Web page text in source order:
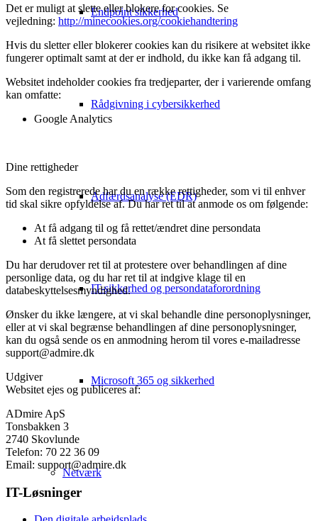
Endpoint sikkerhed
Rådgivning i cybersikkerhed
Adfærdsanalyse (EDR)
IT-sikkerhed og persondataforordning
Microsoft 365 og sikkerhed
Netværk
Det er muligt at slette eller blokere for cookies. Se
vejledning: http://minecookies.org/cookiehandtering
Hvis du sletter eller blokerer cookies kan du risikere at websitet ikke
fungerer optimalt samt at der er indhold, du ikke kan få adgang til.
Websitet indeholder cookies fra tredjeparter, der i varierende omfang
kan omfatte:
Google Analytics
Dine rettigheder
Som den registrerede har du en række rettigheder, som vi til enhver
tid skal sikre opfyldelse af. Du har ret til at anmode os om følgende:
At få adgang til og få rettet/ændret dine persondata
At få slettet persondata
Du har derudover ret til at protestere over behandlingen af dine
personlige data, og du har ret til at indgive klage til en
databeskyttelsesmyndighed.
Ønsker du ikke længere, at vi skal behandle dine personoplysninger,
eller at vi skal begrænse behandlingen af dine personoplysninger,
kan du også sende os en anmodning herom til vores e-mailadresse
support@admire.dk
Udgiver
Websitet ejes og publiceres af:
ADmire ApS
Tonsbakken 3
2740 Skovlunde
Telefon: 70 22 36 09
Email: support@admire.dk
IT-Løsninger